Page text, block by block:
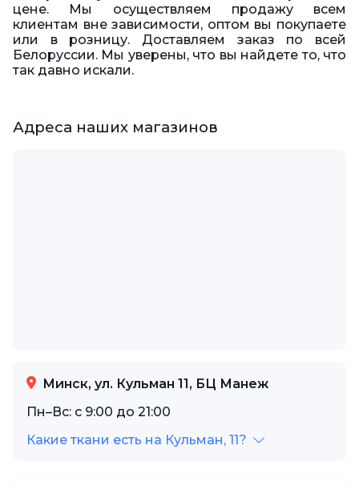
цене. Мы осуществляем продажу всем
клиентам вне зависимости, оптом вы покупаете
или в розницу. Доставляем заказ по всей
Белоруссии. Мы уверены, что вы найдете то, что
так давно искали.
Адреса наших магазинов
Минск, ул. Кульман 11, БЦ Манеж
Пн–Вс: с 9:00 до 21:00
Какие ткани есть на Кульман, 11?